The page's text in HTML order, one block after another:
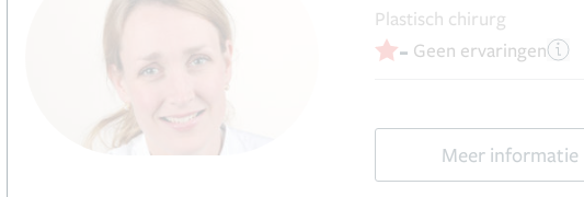
Plastisch chirurg
- Geen ervaringen
Meer informatie